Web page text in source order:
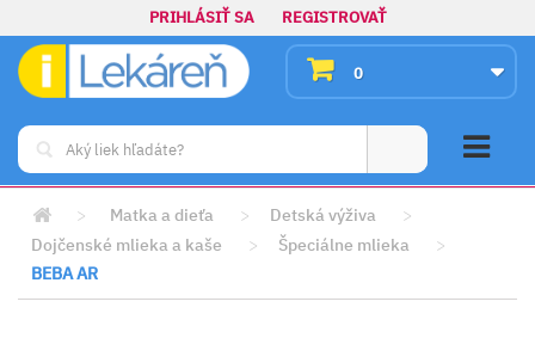
PRIHLÁSIŤ SA REGISTROVAŤ
0
> Matka a dieťa > Detská výživa
>
Dojčenské mlieka a kaše
> Špeciálne mlieka
>
BEBA AR